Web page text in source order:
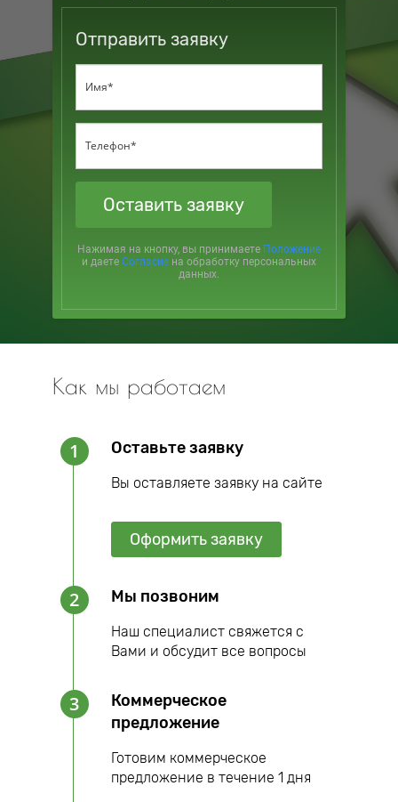
Отправить заявку
Оставить заявку
Нажимая на кнопку, вы принимаете Положение
и даете Согласие на обработку персональных
данных.
Как мы работаем
1 Оставьте заявку
Вы оставляете заявку на сайте
Оформить заявку
2 Мы позвоним
Наш специалист свяжется с
Вами и обсудит все вопросы
3
Коммерческое
предложение
Готовим коммерческое
предложение в течение 1 дня